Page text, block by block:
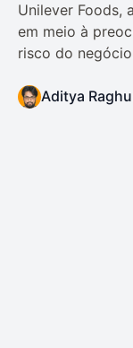
Unilever Foods,
em meio à
risco do
Aditya